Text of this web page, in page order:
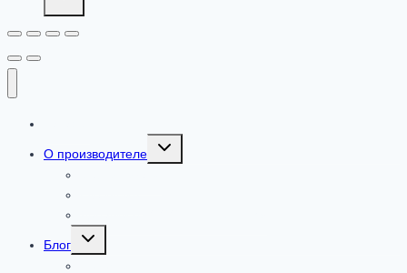
О производителе
Toggle
child
Блог
Toggle
child